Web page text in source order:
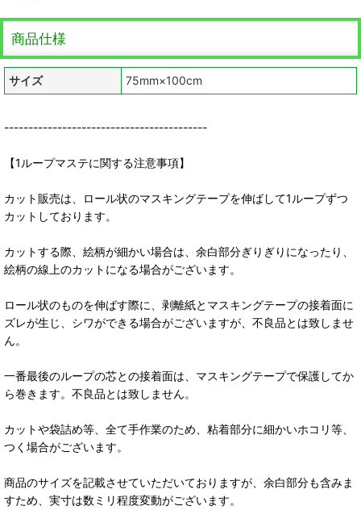
商品仕様
サイズ 75mm×100cm
------------------------------------------
【1ループマステに関する注意事項】
カット販売は、ロール状のマスキングテープを伸ばして1ループずつ
カットしております。
カットする際、絵柄が細かい場合は、余白部分ぎりぎりになったり、
絵柄の線上のカットになる場合がございます。
ロール状のものを伸ばす際に、剥離紙とマスキングテープの接着面に
ズレが生じ、シワができる場合がございますが、不良品とは致しませ
ん。
一番最後のループの芯との接着面は、マスキングテープで保護してか
ら巻きます。不良品とは致しません。
カットや袋詰め等、全て手作業のため、粘着部分に細かいホコリ等、
つく場合がございます。
商品のサイズを記載させていただいておりますが、余白部分も含みま
すため、実寸は数ミリ程度変動がございます。